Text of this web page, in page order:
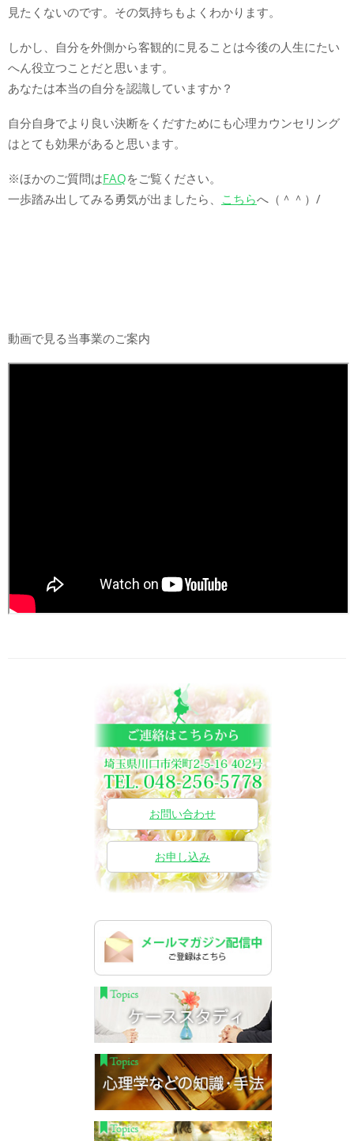
見たくないのです。その気持ちもよくわかります。
しかし、自分を外側から客観的に見ることは今後の人生にたい
へん役立つことだと思います。
あなたは本当の自分を認識していますか？
自分自身でより良い決断をくだすためにも心理カウンセリング
はとても効果があると思います。
※ほかのご質問はFAQをご覧ください。
一歩踏み出してみる勇気が出ましたら、 こちらへ（＾＾）/
動画で見る当事業のご案内
お問い合わせ
お申し込み